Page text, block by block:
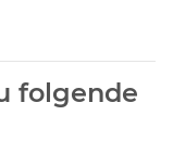
folgende